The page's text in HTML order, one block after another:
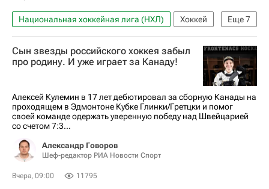
Еще7
Национальная хоккейная лига (НХЛ)
Хоккей
Спорт
Казань
Амир Мифтахов
Шанхайские драконы
Ак Барс
Сын звезды российского хоккея забыл
про родину. И уже играет за Канаду!
Алексей Кулемин в 17 лет дебютировал за сборную Канады на
проходящем в Эдмонтоне Кубке Глинки/Гретцки и помог
своей команде одержать уверенную победу над Швейцарией
со счетом 7:3...
Александр Говоров
Шеф-редактор РИА Новости Спорт
Вчера, 09:00 11795